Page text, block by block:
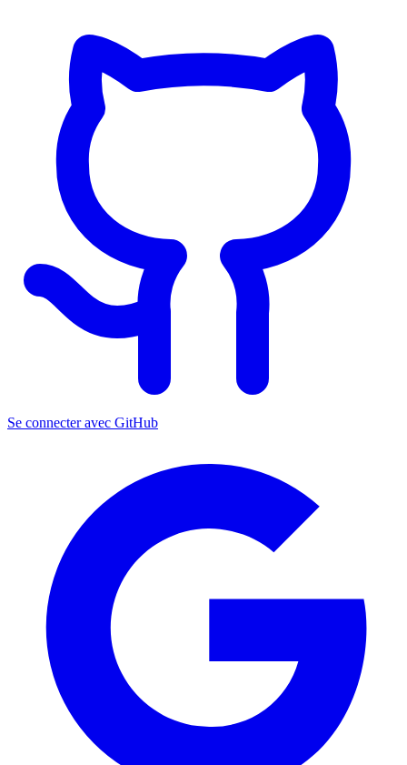
Se connecter avec GitHub